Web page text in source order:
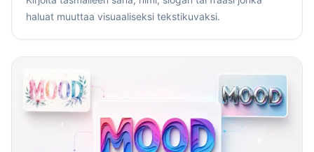
haluat muuttaa visuaaliseksi tekstikuvaksi.